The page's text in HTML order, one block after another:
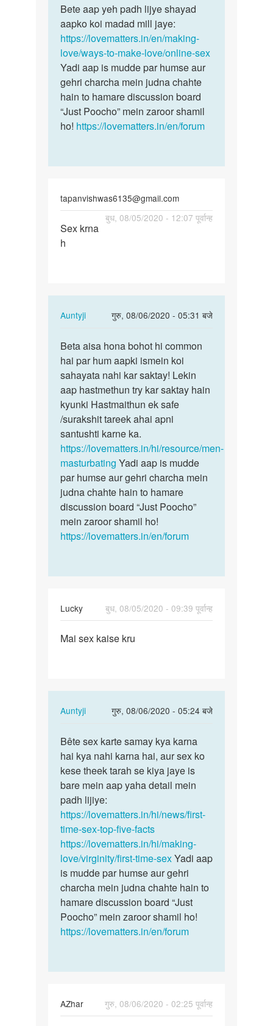
to
Online
sex
seva
by
Bagh
brother
Bete
aap
yeh
padh
lijye…
Bete aap yeh padh lijye shayad
aapko koi madad mill jaye:
https://lovematters.in/en/making-
love/ways-to-make-love/online-sex
Yadi aap is mudde par humse aur
gehri charcha mein judna chahte
hain to hamare discussion board
“Just Poocho” mein zaroor shamil
ho! https://lovematters.in/en/forum
tapanvishwas6135@gmail.com
बुध, 08/05/2020 - 12:07 पूर्वान्ह
Sex
krna
Sex krna
h
Auntyji
गुरु, 08/06/2020 - 05:31 बजे
In
to
Sex
krna
h
by
tapanvishwas6135@gmail.com
Beta
aisa
hona
bohot
hi…
Beta aisa hona bohot hi common
hai par hum aapki ismein koi
sahayata nahi kar saktay! Lekin
aap hastmethun try kar saktay hain
kyunki Hastmaithun ek safe
/surakshit tareek ahai apni
santushti karne ka.
https://lovematters.in/hi/resource/men-
masturbating Yadi aap is mudde
par humse aur gehri charcha mein
judna chahte hain to hamare
discussion board “Just Poocho”
mein zaroor shamil ho!
https://lovematters.in/en/forum
Lucky
बुध, 08/05/2020 - 09:39 पूर्वान्ह
Mai
Mai sex kaise kru
Auntyji
गुरु, 08/06/2020 - 05:24 बजे
In
to
Mai
sex
kaise
kru
by
Lucky
Bête
sex
karte
samay
kya…
Bête sex karte samay kya karna
hai kya nahi karna hai, aur sex ko
kese theek tarah se kiya jaye is
bare mein aap yaha detail mein
padh lijiye:
https://lovematters.in/hi/news/first-
time-sex-top-five-facts
https://lovematters.in/hi/making-
love/virginity/first-time-sexYadi aap
is mudde par humse aur gehri
charcha mein judna chahte hain to
hamare discussion board “Just
Poocho” mein zaroor shamil ho!
https://lovematters.in/en/forum
AZhar
गुरु, 08/06/2020 - 02:25 पूर्वान्ह